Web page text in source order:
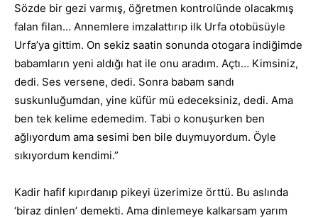
Sözde bir gezi varmış, öğretmen kontrolünde olacakmış
falan filan… Annemlere imzalattırıp ilk Urfa otobüsüyle
Urfa’ya gittim. On sekiz saatin sonunda otogara indiğimde
babamların yeni aldığı hat ile onu aradım. Açtı… Kimsiniz,
dedi. Ses versene, dedi. Sonra babam sandı
suskunluğumdan, yine küfür mü edeceksiniz, dedi. Ama
ben tek kelime edemedim. Tabi o konuşurken ben
ağlıyordum ama sesimi ben bile duymuyordum. Öyle
sıkıyordum kendimi.”
Kadir hafif kıpırdanıp pikeyi üzerimize örttü. Bu aslında
‘biraz dinlen’ demekti. Ama dinlemeye kalkarsam yarım